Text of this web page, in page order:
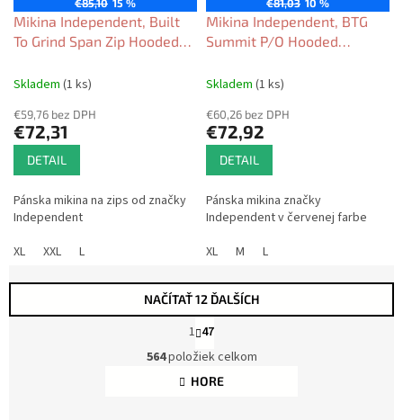
€85,10 15 %
Mikina Independent, Built
To Grind Span Zip Hooded
black 2026
Skladem (1 ks)
€59,76 bez DPH
€72,31
DETAIL
Pánska mikina na zips od značky
Independent
XL
XXL L
€81,03 10 %
Mikina Independent, BTG
Summit P/O Hooded
red 2026
Skladem (1 ks)
€60,26 bez DPH
€72,92
DETAIL
Pánska mikina značky
Independent v červenej farbe
XL
M L
v
l
NAČÍTAŤ 12 ĎALŠÍCH
S
t
r
n
1 47
564položiek celkom
HORE